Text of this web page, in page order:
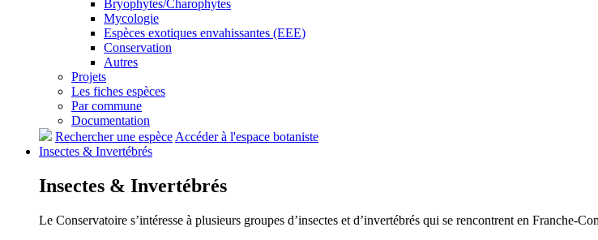
Bryophytes/Charophytes
Mycologie
Espèces exotiques envahissantes (EEE)
Conservation
Autres
Projets
Les fiches espèces
Par commune
Documentation
Rechercher une espèceAccéder à l'espace botaniste
Insectes & Invertébrés
Insectes & Invertébrés
Le Conservatoire s’intéresse à plusieurs groupes d’insectes et d’invertébrés qui se rencontrent en Franche-